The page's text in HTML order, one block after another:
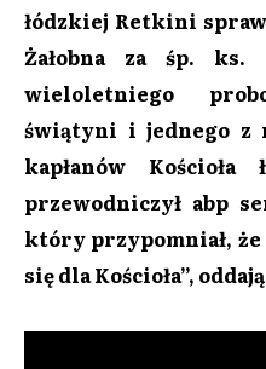
łódzkiej Retkini
Żałobna za śp. ks.
wieloletniego
świątyni i jednego z
kapłanów Kościoła
przewodniczył abp
który przypomniał, że
się dla Kościoła”,